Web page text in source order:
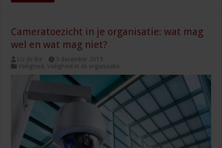
Cameratoezicht in je organisatie: wat mag
wel en wat mag niet?
Liz de Bie
5 december 2019
Veiligheid
,Veiligheid in de organisatie